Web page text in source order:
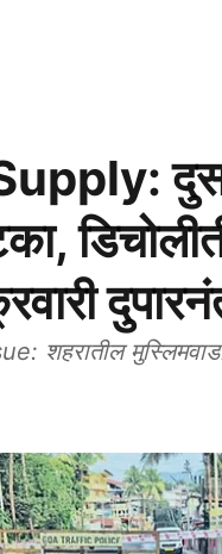
मुस्लिमवाडा